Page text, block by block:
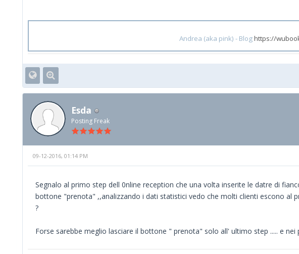
Andrea (aka pink) - Bloghttps://
Esda
Posting Freak
09-12-2016, 01:14 PM
Segnalo al primo step dell 0nline reception che una volta inserite le datre di
bottone "prenota" ,,analizzando i dati statistici vedo che molti clienti escono al
?
Forse sarebbe meglio lasciare il bottone " prenota" solo all' ultimo step ..... e